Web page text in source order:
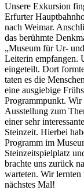
Unsere Exkursion
Erfurter
nach Weimar.
das berühmte
„Museum für Ur-
Leiterin empfangen.
eingeteilt. Dort
taten es die
eine ausgiebige
Programmpunkt. Wir
Ausstellung zum
einer sehr
Steinzeit. Hierbei
Programm im
Steinzeitspielplatz
brachte uns zurück
warteten. Wir lernten
nächstes Mal!